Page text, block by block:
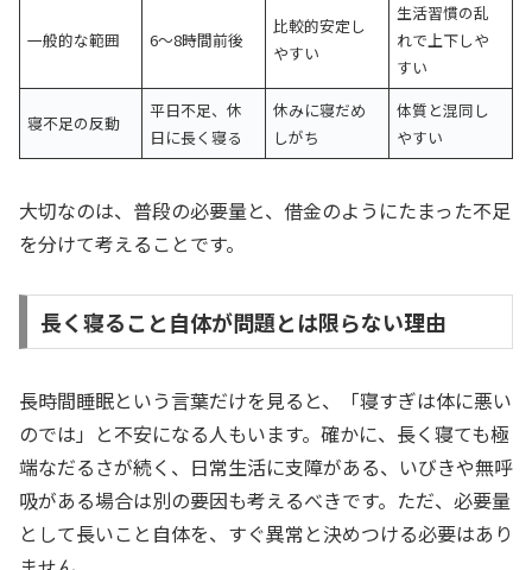
一般的な範囲 6〜8時間前後
比較的安定し
やすい
生活習慣の乱
れで上下しや
すい
寝不足の反動
平日不足、休
日に長く寝る
休みに寝だめ
しがち
体質と混同し
やすい
大切なのは、普段の必要量と、借金のようにたまった不足
を分けて考えることです。
長く寝ること自体が問題とは限らない理由
長時間睡眠という言葉だけを見ると、「寝すぎは体に悪い
のでは」と不安になる人もいます。確かに、長く寝ても極
端なだるさが続く、日常生活に支障がある、いびきや無呼
吸がある場合は別の要因も考えるべきです。ただ、必要量
として長いこと自体を、すぐ異常と決めつける必要はあり